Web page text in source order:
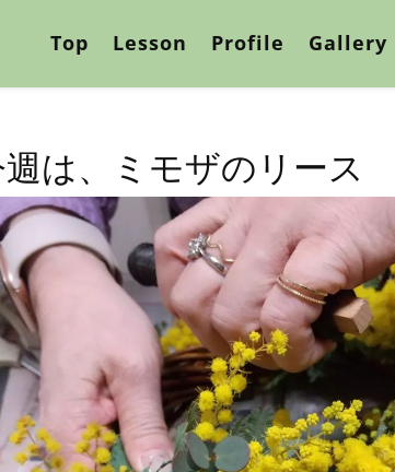
Top Lesson Profile Gallery
は、ミモザのリース